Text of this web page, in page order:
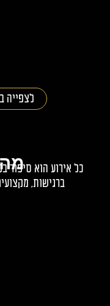
לצפייה בתיק
מה
אירוע הוא סיפור בפני
ברגישות, מקצועיות